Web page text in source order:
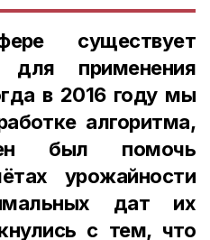
существует
для применения
в 2016 году мы
алгоритма,
был помочь
урожайности
дат их
с тем, что